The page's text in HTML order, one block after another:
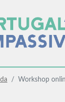
Workshop